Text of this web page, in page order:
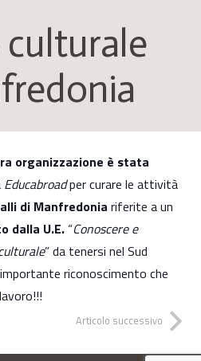
culturale
organizzazione è stata
Educabroadper curare le attività
di Manfredonia riferite a un
dalla U.E. “Conoscere e
” da tenersi nel Sud
riconoscimento che
Articolo successivo